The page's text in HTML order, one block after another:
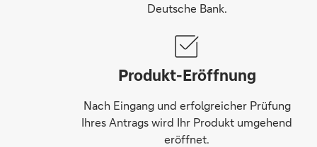
Deutsche Bank.
Produkt-Eröffnung
Nach Eingang und erfolgreicher Prüfung
Ihres Antrags wird Ihr Produkt umgehend
eröffnet.